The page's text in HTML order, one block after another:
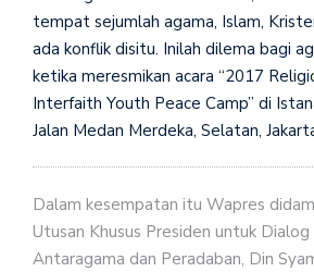
tempat sejumlah agama, Islam,
ada konflik disitu. Inilah dilema bagi
ketika meresmikan acara “2017
Interfaith Youth Peace Camp” di
Jalan Medan Merdeka, Selatan,
Dalam kesempatan itu Wapres
Utusan Khusus Presiden untuk Dialog
Antaragama dan Peradaban, Din